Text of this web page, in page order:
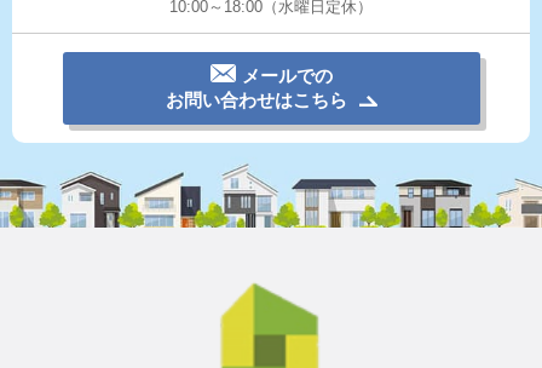
10:00～18:00（水曜日定休）
メールでの
お問い合わせはこちら